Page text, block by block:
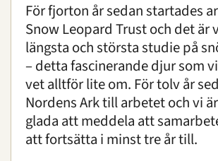
För fjorton år sedan startades
Snow Leopard Trust och det är
längsta och största studie på
– detta fascinerande djur som
vet alltför lite om. För tolv år
Nordens Ark till arbetet och vi
glada att meddela att
att fortsätta i minst tre år till.